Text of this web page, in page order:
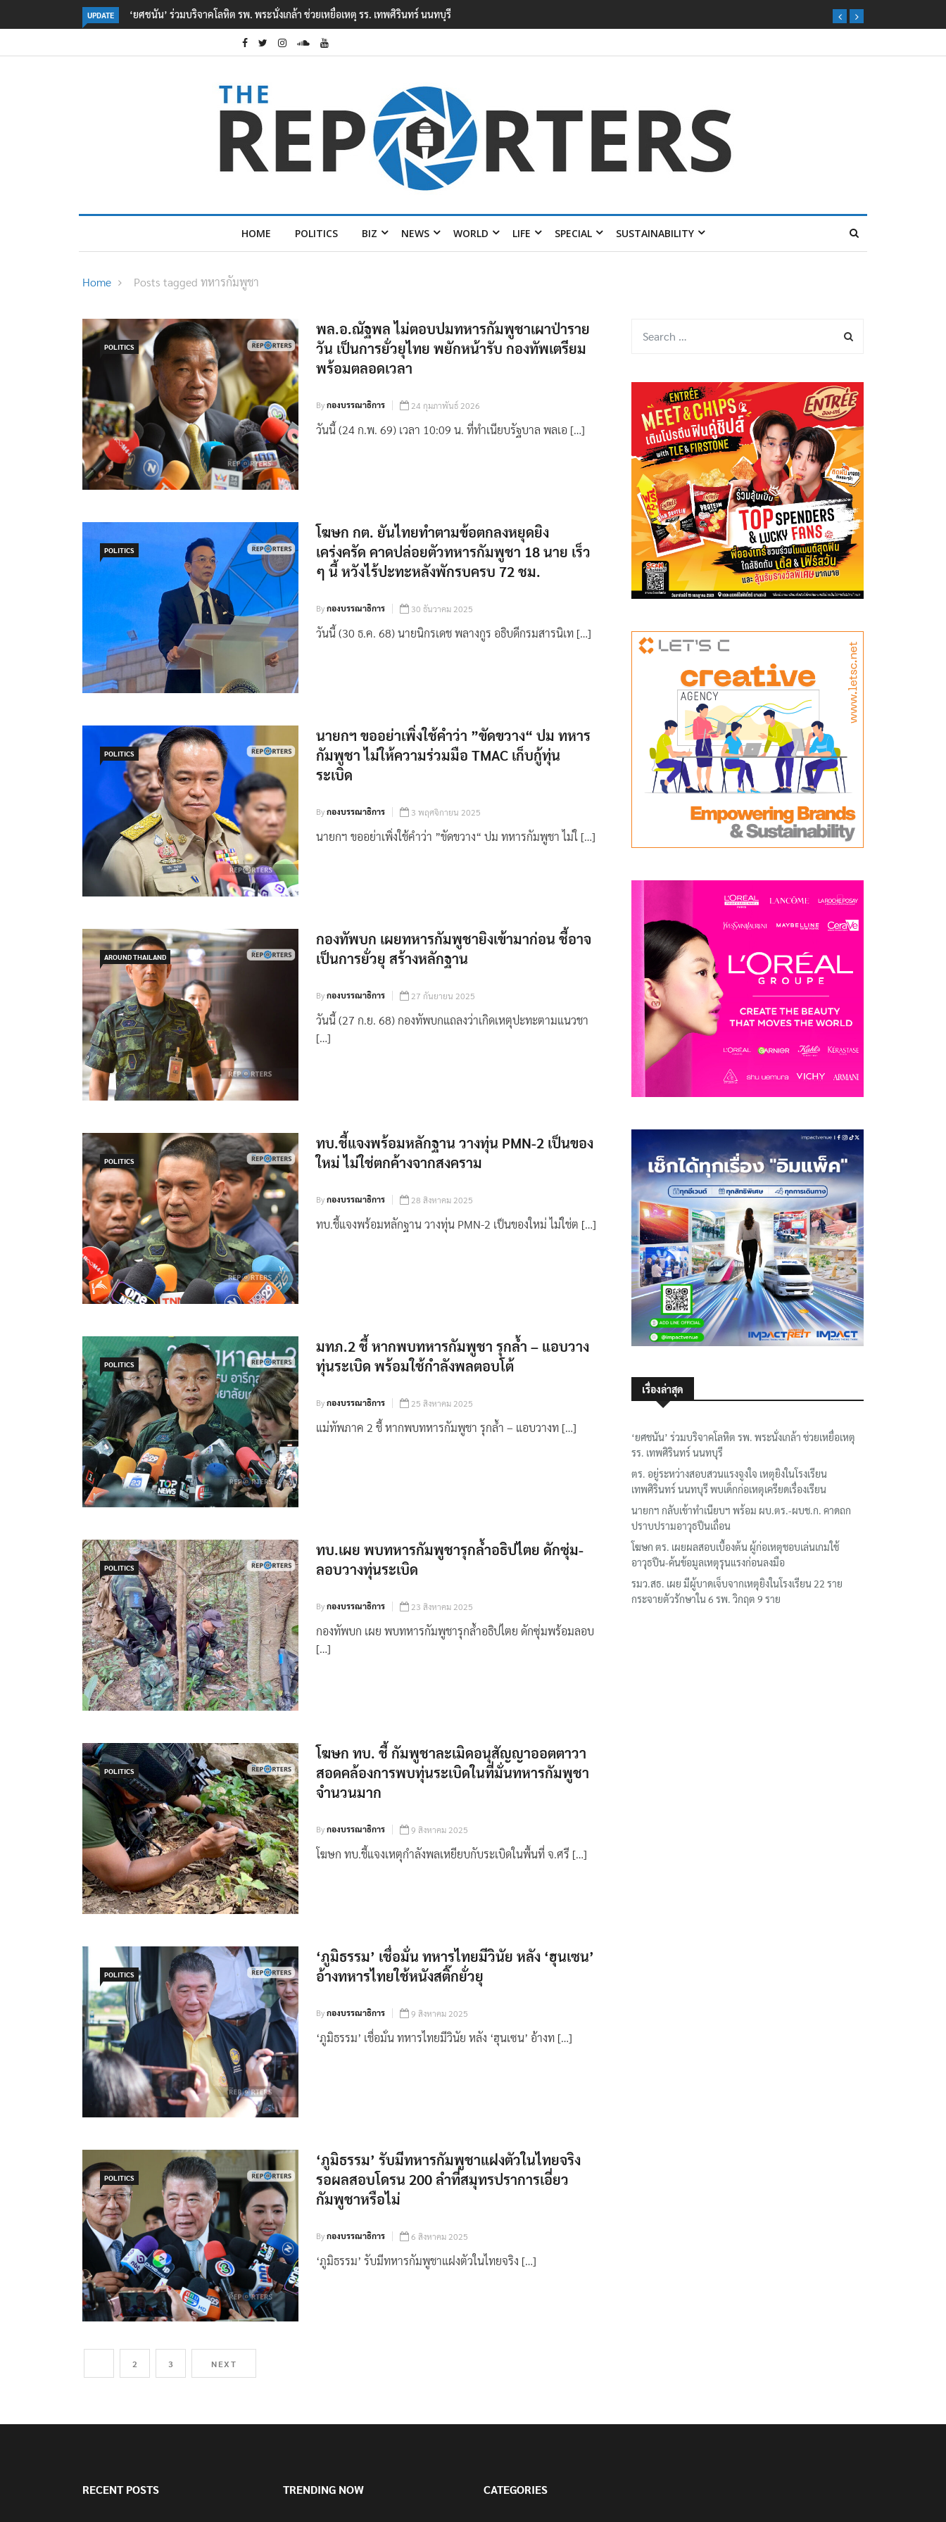
UPDATE ตร. อยู่ระหว่างสอบสวนแรงจูงใจ เหตุยิงในโรงเรียนเทพศิรินทร์ นนทบุรี พบเด็กก่อเหตุเครียดเรื่องเรียน
HOME POLITICS BIZ NEWS WORLD LIFE SPECIAL SUSTAINABILITY
Home Posts tagged ทหารกัมพูชา
POLITICS
พล.อ.ณัฐพล ไม่ตอบปมทหารกัมพูชาเผาป่าราย
วัน เป็นการยั่วยุไทย พยักหน้ารับ กองทัพเตรียม
พร้อมตลอดเวลา
Byกองบรรณาธิการ 24 กุมภาพันธ์ 2026
วันนี้ (24 ก.พ. 69) เวลา 10:09 น. ที่ทำเนียบรัฐบาล พลเอ […]
POLITICS
โฆษก กต. ยันไทยทำตามข้อตกลงหยุดยิง
เคร่งครัด คาดปล่อยตัวทหารกัมพูชา 18 นาย เร็ว
ๆ นี้ หวังไร้ปะทะหลังพักรบครบ 72 ชม.
Byกองบรรณาธิการ 30 ธันวาคม 2025
วันนี้ (30 ธ.ค. 68) นายนิกรเดช พลางกูร อธิบดีกรมสารนิเท […]
POLITICS
นายกฯ ขออย่าเพิ่งใช้คำว่า ”ขัดขวาง“ ปม ทหาร
กัมพูชา ไม่ให้ความร่วมมือ TMAC เก็บกู้ทุ่น
ระเบิด
Byกองบรรณาธิการ 3 พฤศจิกายน 2025
นายกฯ ขออย่าเพิ่งใช้คำว่า ”ขัดขวาง“ ปม ทหารกัมพูชา ไม่ใ […]
AROUND THAILAND
กองทัพบก เผยทหารกัมพูชายิงเข้ามาก่อน ชี้อาจ
เป็นการยั่วยุ สร้างหลักฐาน
Byกองบรรณาธิการ 27 กันยายน 2025
วันนี้ (27 ก.ย. 68) กองทัพบกแถลงว่าเกิดเหตุปะทะตามแนวชา
[…]
POLITICS
ทบ.ชี้แจงพร้อมหลักฐาน วางทุ่น PMN-2 เป็นของ
ใหม่ ไม่ใช่ตกค้างจากสงคราม
Byกองบรรณาธิการ 28 สิงหาคม 2025
ทบ.ชี้แจงพร้อมหลักฐาน วางทุ่น PMN-2 เป็นของใหม่ ไม่ใช่ต […]
POLITICS
มทภ.2 ชี้ หากพบทหารกัมพูชา รุกล้ำ – แอบวาง
ทุ่นระเบิด พร้อมใช้กำลังพลตอบโต้
Byกองบรรณาธิการ 25 สิงหาคม 2025
แม่ทัพภาค 2 ชี้ หากพบทหารกัมพูชา รุกล้ำ – แอบวางท […]
POLITICS
ทบ.เผย พบทหารกัมพูชารุกล้ำอธิปไตย ดักซุ่ม-
ลอบวางทุ่นระเบิด
Byกองบรรณาธิการ 23 สิงหาคม 2025
กองทัพบก เผย พบทหารกัมพูชารุกล้ำอธิปไตย ดักซุ่มพร้อมลอบ
[…]
POLITICS
โฆษก ทบ. ชี้ กัมพูชาละเมิดอนุสัญญาออตตาวา
สอดคล้องการพบทุ่นระเบิดในที่มั่นทหารกัมพูชา
จำนวนมาก
Byกองบรรณาธิการ 9 สิงหาคม 2025
โฆษก ทบ.ชี้แจงเหตุกำลังพลเหยียบกับระเบิดในพื้นที่ จ.ศรี […]
POLITICS
‘ภูมิธรรม’ เชื่อมั่น ทหารไทยมีวินัย หลัง ‘ฮุนเซน’
อ้างทหารไทยใช้หนังสติ๊กยั่วยุ
Byกองบรรณาธิการ 9 สิงหาคม 2025
‘ภูมิธรรม’ เชื่อมั่น ทหารไทยมีวินัย หลัง ‘ฮุนเซน’ อ้างท […]
POLITICS
‘ภูมิธรรม’ รับมีทหารกัมพูชาแฝงตัวในไทยจริง
รอผลสอบโดรน 200 ลำที่สมุทรปราการเอี่ยว
กัมพูชาหรือไม่
Byกองบรรณาธิการ 6 สิงหาคม 2025
‘ภูมิธรรม’ รับมีทหารกัมพูชาแฝงตัวในไทยจริง […]
2 3 NEXT
เรื่องล่าสุด
‘ยศชนัน’ ร่วมบริจาคโลหิต รพ. พระนั่งเกล้า ช่วยเหยื่อเหตุ
รร. เทพศิรินทร์ นนทบุรี
ตร. อยู่ระหว่างสอบสวนแรงจูงใจ เหตุยิงในโรงเรียน
เทพศิรินทร์ นนทบุรี พบเด็กก่อเหตุเครียดเรื่องเรียน
นายกฯ กลับเข้าทำเนียบฯ พร้อม ผบ.ตร.-ผบช.ก. คาดถก
ปราบปรามอาวุธปืนเถื่อน
โฆษก ตร. เผยผลสอบเบื้องต้น ผู้ก่อเหตุชอบเล่นเกมใช้
อาวุธปืน-ค้นข้อมูลเหตุรุนแรงก่อนลงมือ
รมว.สธ. เผย มีผู้บาดเจ็บจากเหตุยิงในโรงเรียน 22 ราย
กระจายตัวรักษาใน 6 รพ. วิกฤต 9 ราย
RECENT POSTS TRENDING NOW CATEGORIES